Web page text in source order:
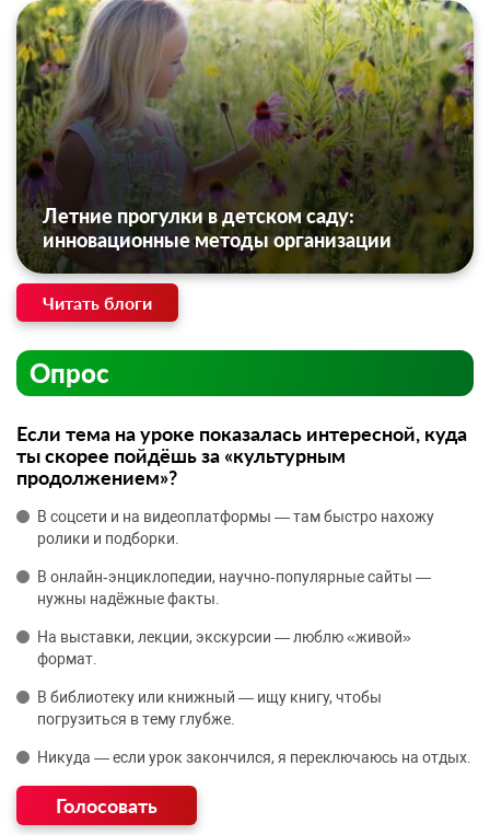
Летние прогулки в детском саду:
инновационные методы организации
Читать блоги
Опрос
Если тема на уроке показалась интересной, куда
ты скорее пойдёшь за «культурным
продолжением»?
В соцсети и на видеоплатформы — там быстро нахожу
ролики и подборки.
В онлайн‑энциклопедии, научно‑популярные сайты —
нужны надёжные факты.
На выставки, лекции, экскурсии — люблю «живой»
формат.
В библиотеку или книжный — ищу книгу, чтобы
погрузиться в тему глубже.
Никуда — если урок закончился, я переключаюсь на отдых.